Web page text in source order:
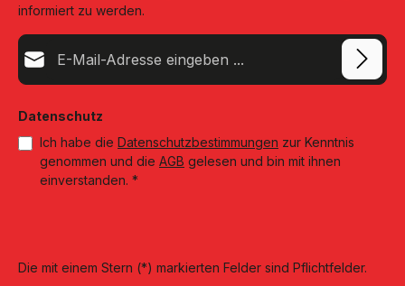
informiert zu werden.
E-Mail-Adresse*
Datenschutz
Ich habe die Datenschutzbestimmungen zur Kenntnis
genommen und die AGB gelesen und bin mit ihnen
einverstanden. *
Die mit einem Stern (*) markierten Felder sind Pflichtfelder.